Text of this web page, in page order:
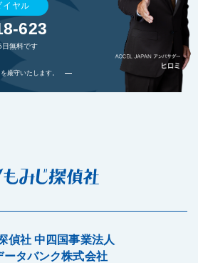
イヤル
623
無料です
厳守いたします。
偵社 中四国事業法人
ータバンク株式会社